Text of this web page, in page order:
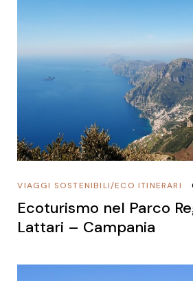
ECO ITINERARI
/
VIAGGI SOSTENIBILI
Ecoturismo nel Parco
Lattari – Campania